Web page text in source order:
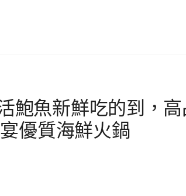
鮑魚新鮮吃的到，
優質海鮮火鍋